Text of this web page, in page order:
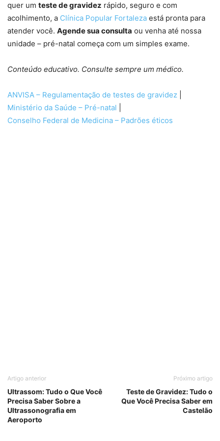
quer um teste de gravidez rápido, seguro e com
acolhimento, a Clínica Popular Fortaleza está pronta para
atender você. Agende sua consulta ou venha até nossa
unidade – pré-natal começa com um simples exame.
Conteúdo educativo. Consulte sempre um médico.
ANVISA – Regulamentação de testes de gravidez
Ministério da Saúde – Pré-natal
Conselho Federal de Medicina – Padrões éticos
Artigo anterior
Ultrassom: Tudo o Que Você
Precisa Saber Sobre a
Ultrassonografia em
Aeroporto
Próximo artigo
Teste de Gravidez: Tudo o
Que Você Precisa Saber em
Castelão